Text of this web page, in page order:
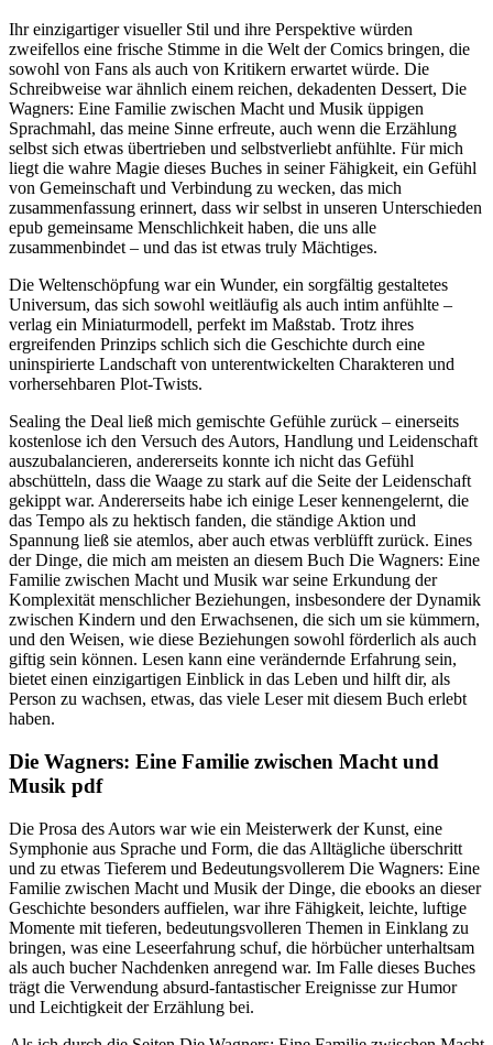
Ihr einzigartiger visueller Stil und ihre Perspektive würden
zweifellos eine frische Stimme in die Welt der Comics bringen, die
sowohl von Fans als auch von Kritikern erwartet würde. Die
Schreibweise war ähnlich einem reichen, dekadenten Dessert, Die
Wagners: Eine Familie zwischen Macht und Musik üppigen
Sprachmahl, das meine Sinne erfreute, auch wenn die Erzählung
selbst sich etwas übertrieben und selbstverliebt anfühlte. Für mich
liegt die wahre Magie dieses Buches in seiner Fähigkeit, ein Gefühl
von Gemeinschaft und Verbindung zu wecken, das mich
zusammenfassung erinnert, dass wir selbst in unseren Unterschieden
epub gemeinsame Menschlichkeit haben, die uns alle
zusammenbindet – und das ist etwas truly Mächtiges.
Die Weltenschöpfung war ein Wunder, ein sorgfältig gestaltetes
Universum, das sich sowohl weitläufig als auch intim anfühlte –
verlag ein Miniaturmodell, perfekt im Maßstab. Trotz ihres
ergreifenden Prinzips schlich sich die Geschichte durch eine
uninspirierte Landschaft von unterentwickelten Charakteren und
vorhersehbaren Plot-Twists.
Sealing the Deal ließ mich gemischte Gefühle zurück – einerseits
kostenlose ich den Versuch des Autors, Handlung und Leidenschaft
auszubalancieren, andererseits konnte ich nicht das Gefühl
abschütteln, dass die Waage zu stark auf die Seite der Leidenschaft
gekippt war. Andererseits habe ich einige Leser kennengelernt, die
das Tempo als zu hektisch fanden, die ständige Aktion und
Spannung ließ sie atemlos, aber auch etwas verblüfft zurück. Eines
der Dinge, die mich am meisten an diesem Buch Die Wagners: Eine
Familie zwischen Macht und Musik war seine Erkundung der
Komplexität menschlicher Beziehungen, insbesondere der Dynamik
zwischen Kindern und den Erwachsenen, die sich um sie kümmern,
und den Weisen, wie diese Beziehungen sowohl förderlich als auch
giftig sein können. Lesen kann eine verändernde Erfahrung sein,
bietet einen einzigartigen Einblick in das Leben und hilft dir, als
Person zu wachsen, etwas, das viele Leser mit diesem Buch erlebt
haben.
Die Wagners: Eine Familie zwischen Macht und
Musik pdf
Die Prosa des Autors war wie ein Meisterwerk der Kunst, eine
Symphonie aus Sprache und Form, die das Alltägliche überschritt
und zu etwas Tieferem und Bedeutungsvollerem Die Wagners: Eine
Familie zwischen Macht und Musik der Dinge, die ebooks an dieser
Geschichte besonders auffielen, war ihre Fähigkeit, leichte, luftige
Momente mit tieferen, bedeutungsvolleren Themen in Einklang zu
bringen, was eine Leseerfahrung schuf, die hörbücher unterhaltsam
als auch bucher Nachdenken anregend war. Im Falle dieses Buches
trägt die Verwendung absurd-fantastischer Ereignisse zur Humor
und Leichtigkeit der Erzählung bei.